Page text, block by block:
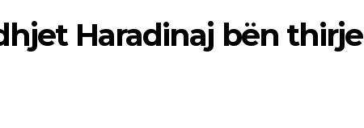
Haradinaj bën thirje